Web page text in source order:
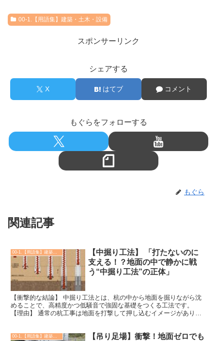
00-1.【用語集】建築・土木・設備
スポンサーリンク
シェアする
X はてブ コメント
もぐらをフォローする
もぐら
関連記事
【中掘り工法】 「打たないのに
支える！？地面の中で静かに戦
う“中掘り工法”の正体」
【衝撃的な結論】 中掘り工法とは、杭の中から地面を掘りながら沈
めることで、高精度かつ低騒音で強固な基礎をつくる工法です。
【理由】 通常の杭工事は地面を打撃して押し込むイメージがありま
【吊り足場】衝撃！地面ゼロでも